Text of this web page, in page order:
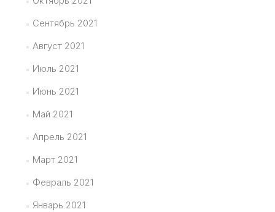
Сентябрь 2021
Август 2021
Июль 2021
Июнь 2021
Май 2021
Апрель 2021
Март 2021
Февраль 2021
Январь 2021